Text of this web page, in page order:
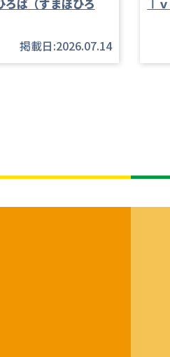
ろば（すまほひろ
掲載日:2026.07.14
Ⅰ